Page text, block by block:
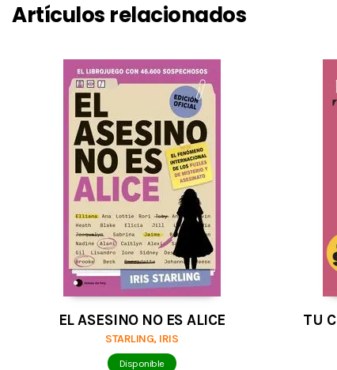
Artículos relacionados
EL ASESINO NO ES ALICE
STARLING, IRIS
Disponible
TU